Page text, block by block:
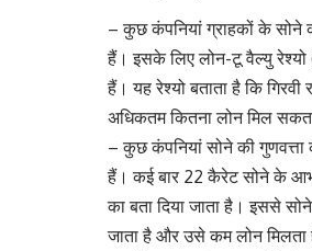
– कुछ कंपनियां ग्राहकों के
हैं। इसके लिए लोन-टू वैल्यु रेश्यो
हैं। यह रेश्यो बताता है कि
अधिकतम कितना लोन मिल
– कुछ कंपनियां सोने की
हैं। कई बार 22 कैरेट सोने के
का बता दिया जाता है। इससे
जाता है और उसे कम लोन मिलता